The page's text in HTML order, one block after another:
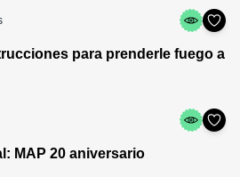
para prenderle fuego a
MAP 20 aniversario